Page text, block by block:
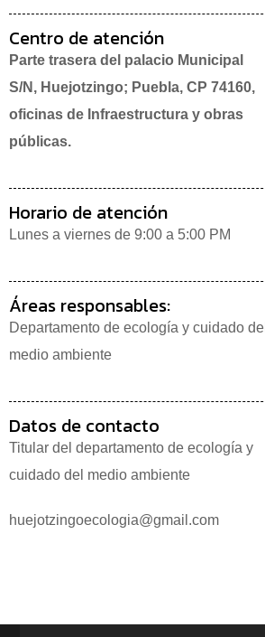
Centro de atención
Parte trasera del palacio Municipal
S/N, Huejotzingo; Puebla, CP 74160,
oficinas de Infraestructura y obras
públicas.
Horario de atención
Lunes a viernes de 9:00 a 5:00 PM
Áreas responsables:
Departamento de ecología y cuidado del
medio ambiente
Datos de contacto
Titular del departamento de ecología y
cuidado del medio ambiente
huejotzingoecologia@gmail.com